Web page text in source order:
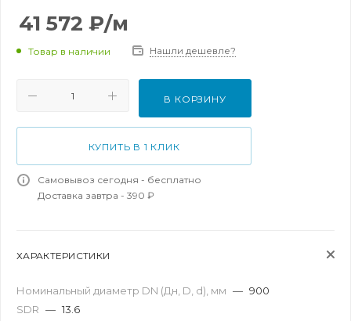
41 572 ₽/м
Товар в наличии Нашли дешевле?
В КОРЗИНУ
КУПИТЬ В 1 КЛИК
Самовывоз сегодня - бесплатно
Доставка завтра - 390 ₽
ХАРАКТЕРИСТИКИ
Номинальный диаметр DN (Дн, D, d), мм — 900
SDR — 13.6